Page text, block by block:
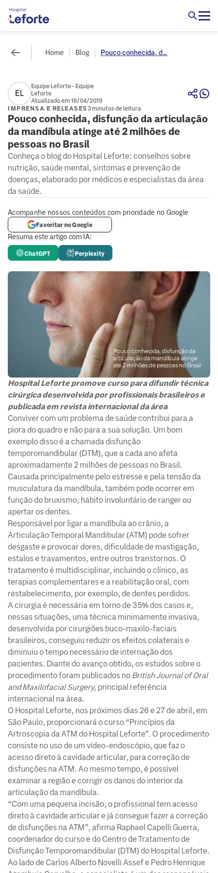
Home Blog Pouco conhecida, d...
EL
Equipe Leforte - Equipe
Leforte
Atualizado em 16/04/2019
IMPRENSA E RELEASES3 minutos de leitura
Pouco conhecida, disfunção da articulação
da mandíbula atinge até 2 milhões de
pessoas no Brasil
Conheça o blog do Hospital Leforte: conselhos sobre
nutrição, saúde mental, sintomas e prevenção de
doenças, elaborado por médicos e especialistas da área
da saúde.
Resuma este artigo com IA:
ChatGPT Perplexity
Acompanhe nossos conteúdos com prioridade no Google
Favoritar no Google
Hospital Leforte promove curso para difundir técnica
cirúrgica desenvolvida por profissionais brasileiros e
publicada em revista internacional da área
Conviver com um problema de saúde contribui para a
piora do quadro e não para a sua solução. Um bom
exemplo disso é a chamada disfunção
temporomandibular (DTM), que a cada ano afeta
aproximadamente 2 milhões de pessoas no Brasil.
Causada principalmente pelo estresse e pela tensão da
musculatura da mandíbula, também pode ocorrer em
função do bruxismo, hábito involuntário de ranger ou
apertar os dentes.
Responsável por ligar a mandíbula ao crânio, a
Articulação Temporal Mandibular (ATM) pode sofrer
desgaste e provocar dores, dificuldade de mastigação,
estalos e travamentos, entre outros transtornos. O
tratamento é multidisciplinar, incluindo o clínico, as
terapias complementares e a reabilitação oral, com
restabelecimento, por exemplo, de dentes perdidos.
A cirurgia é necessária em torno de 35% dos casos e,
nessas situações, uma técnica minimamente invasiva,
desenvolvida por cirurgiões buco-maxilo-faciais
brasileiros, conseguiu reduzir os efeitos colaterais e
diminuiu o tempo necessário de internação dos
pacientes. Diante do avanço obtido, os estudos sobre o
procedimento foram publicados no British Journal of Oral
and Maxilofacial Surgery, principal referência
internacional na área.
O Hospital Leforte, nos próximos dias 26 e 27 de abril, em
São Paulo, proporcionará o curso “Princípios da
Artroscopia da ATM do Hospital Leforte”. O procedimento
consiste no uso de um vídeo-endoscópio, que faz o
acesso direto à cavidade articular, para correção de
disfunções na ATM. Ao mesmo tempo, é possível
examinar a região e corrigir os danos do interior da
articulação da mandíbula.
“Com uma pequena incisão, o profissional tem acesso
direto à cavidade articular e já consegue fazer a correção
de disfunções na ATM”, afirma Raphael Capelli Guerra,
coordenador do curso e do Centro de Tratamento de
Disfunção Temporomandibular (DTM) do Hospital Leforte.
Ao lado de Carlos Alberto Novelli Assef e Pedro Henrique